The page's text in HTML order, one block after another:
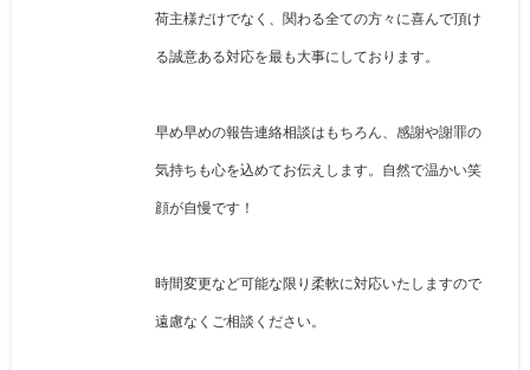
荷主様だけでなく、関わる全ての方々に喜んで頂け
る誠意ある対応を最も大事にしております。
早め早めの報告連絡相談はもちろん、感謝や謝罪の
気持ちも心を込めてお伝えします。自然で温かい笑
顔が自慢です！
時間変更など可能な限り柔軟に対応いたしますので
遠慮なくご相談ください。